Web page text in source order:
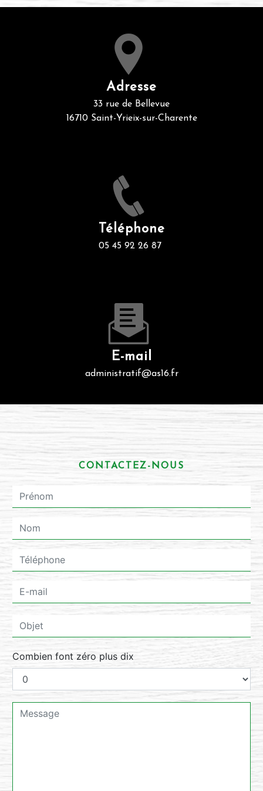
Adresse
33 rue de Bellevue
16710 Saint-Yrieix-sur-Charente
Téléphone
05 45 92 26 87
E-mail
administratif@as16.fr
CONTACTEZ-NOUS
Combien font zéro plus dix